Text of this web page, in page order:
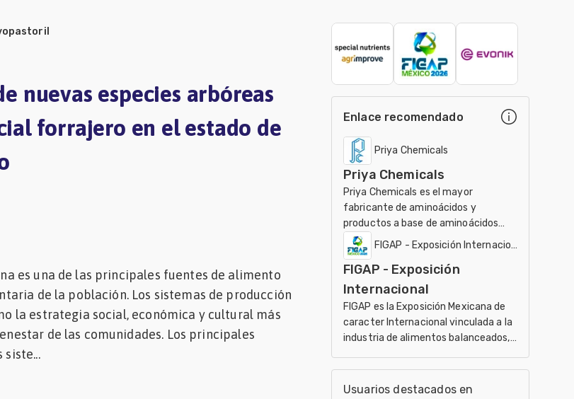
nuevas especies arbóreas
forrajero en el estado de
es una de las principales fuentes de alimento
de la población. Los sistemas de producción
la estrategia social, económica y cultural más
de las comunidades. Los principales
Enlace recomendado
Priya Chemicals
Priya Chemicals
Priya Chemicals es el mayor
fabricante de aminoácidos y
productos a base de aminoácidos
para el uso en el ámbito de
nutracéuticos, Agricultura y
Veterinaria
FIGAP - Exposición Internacional
FIGAP - Exposición
Internacional
FIGAP es la Exposición Mexicana de
caracter Internacional vinculada a la
industria de alimentos balanceados,
producción anima
Usuarios destacados en